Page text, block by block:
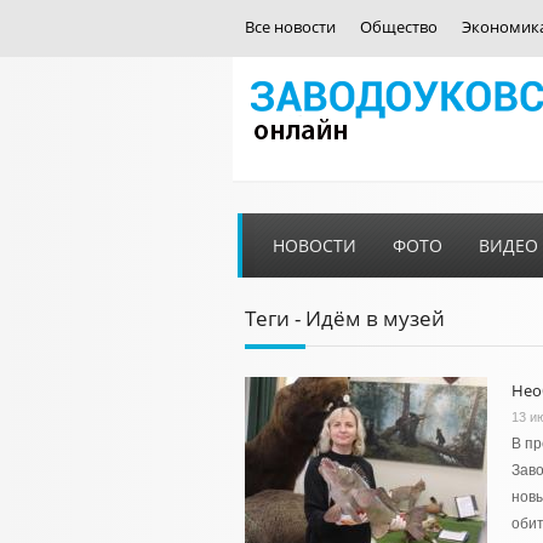
Все новости Общество
НОВОСТИ ФОТО ВИДЕО
Теги - Идём в музей
13
В